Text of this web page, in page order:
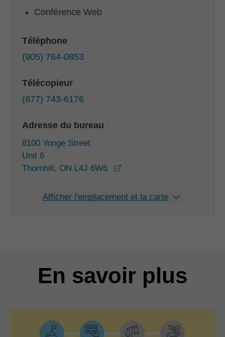
Conférence Web
Téléphone
(905) 764-0853
Télécopieur
(877) 743-6176
Adresse du bureau
8100 Yonge Street
Unit 6
Thornhill, ON L4J 6W6
Afficher l'emplacement et la carte
En savoir plus